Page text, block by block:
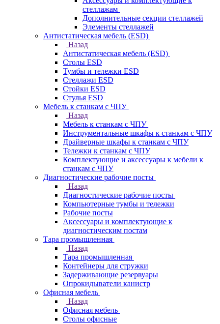
стеллажам
Дополнительные секции стеллажей
Элементы стеллажей
Антистатическая мебель (ESD)
Назад
Антистатическая мебель (ESD)
Столы ESD
Тумбы и тележки ESD
Стеллажи ESD
Стойки ESD
Стулья ESD
Мебель к станкам с ЧПУ
Назад
Мебель к станкам с ЧПУ
Инструментальные шкафы к станкам с ЧПУ
Драйверные шкафы к станкам с ЧПУ
Тележки к станкам с ЧПУ
Комплектующие и аксессуары к мебели к
станкам с ЧПУ
Диагностические рабочие посты
Назад
Диагностические рабочие посты
Компьютерные тумбы и тележки
Рабочие посты
Аксессуары и комплектующие к
диагностическим постам
Тара промышленная
Назад
Тара промышленная
Контейнеры для стружки
Задерживающие резервуары
Опрокидыватели канистр
Офисная мебель
Назад
Офисная мебель
Столы офисные